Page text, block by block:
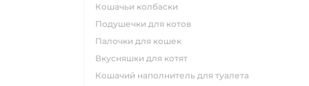
кошачьи колбаски
подушечки для котов
палочки для кошек
вкусняшки для котят
кошачий наполнитель для туалета